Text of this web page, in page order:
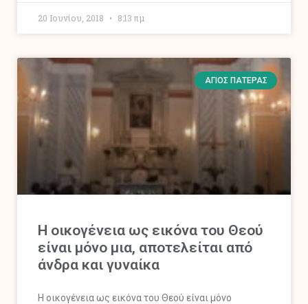
20 Ιουνίου, 2018 8:13 πμ
ΆΓΙΟΣ ΠΑΤΈΡΑΣ
Η οικογένεια ως εικόνα του Θεού
είναι μόνο μια, αποτελείται από
άνδρα και γυναίκα
Η οικογένεια ως εικόνα του Θεού είναι μόνο